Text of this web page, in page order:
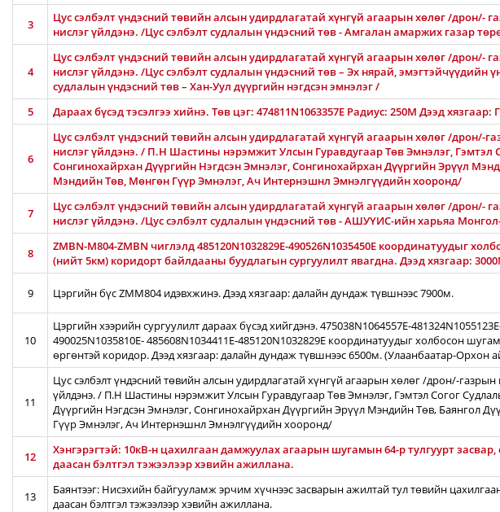
3
Цус сэлбэлт үндэсний төвийн алсын удирдлагатай хүнгүй агаарын хөлөг /дрон/-
нислэг үйлдэнэ. /Цус сэлбэлт судлалын үндэсний төв - Амгалан амаржих газар
4
Цус сэлбэлт үндэсний төвийн алсын удирдлагатай хүнгүй агаарын хөлөг /дрон/-
нислэг үйлдэнэ. /Цус сэлбэлт судлалын үндэсний төв – Эх нярай, эмэгтэйчүүдийн
судлалын үндэсний төв – Хан-Уул дүүргийн нэгдсэн эмнэлэг /
5 Дараах бүсэд тэсэлгээ хийнэ. Төв цэг: 474811N1063357E Радиус: 250М Дээд хязгаар:
6
Цус сэлбэлт үндэсний төвийн алсын удирдлагатай хүнгүй агаарын хөлөг /дрон/-
нислэг үйлдэнэ. / П.Н Шастины нэрэмжит Улсын Гуравдугаар Төв Эмнэлэг, Гэмтэл
Сонгинохайрхан Дүүргийн Нэгдсэн Эмнэлэг, Сонгинохайрхан Дүүргийн Эрүүл
Мэндийн Төв, Мөнгөн Гүүр Эмнэлэг, Ач Интернэшнл Эмнэлгүүдийн хооронд/
7
Цус сэлбэлт үндэсний төвийн алсын удирдлагатай хүнгүй агаарын хөлөг /дрон/-
нислэг үйлдэнэ. /Цус сэлбэлт судлалын үндэсний төв - АШУҮИС-ийн харьяа
8
ZMBN-M804-ZMBN чиглэлд 485120N1032829E-490526N1035450E координатуудыг
(нийт 5км) коридорт байлдааны буудлагын сургуулилт явагдна. Дээд хязгаар:
9 Цэргийн бүс ZMM804 идэвхжинэ. Дээд хязгаар: далайн дундаж түвшнээс 7900м.
10
Цэргийн хээрийн сургуулилт дараах бүсэд хийгдэнэ. 475038N1064557E-
490025N1035810E- 485608N1034411E-485120N1032829E координатуудыг холбосон
өргөнтэй коридор. Дээд хязгаар: далайн дундаж түвшнээс 6500м. (Улаанбаатар-Орхон
11
Цус сэлбэлт үндэсний төвийн алсын удирдлагатай хүнгүй агаарын хөлөг /дрон/-
үйлдэнэ. / П.Н Шастины нэрэмжит Улсын Гуравдугаар Төв Эмнэлэг, Гэмтэл Согог
Дүүргийн Нэгдсэн Эмнэлэг, Сонгинохайрхан Дүүргийн Эрүүл Мэндийн Төв, Баянгол
Гүүр Эмнэлэг, Ач Интернэшнл Эмнэлгүүдийн хооронд/
12
Хэнгэрэгтэй: 10кВ-н цахилгаан дамжуулах агаарын шугамын 64-р тулгуурт засвар,
даасан бэлтгэл тэжээлээр хэвийн ажиллана.
13
Баянтээг: Нисэхийн байгууламж эрчим хүчнээс засварын ажилтай тул төвийн
даасан бэлтгэл тэжээлээр хэвийн ажиллана.